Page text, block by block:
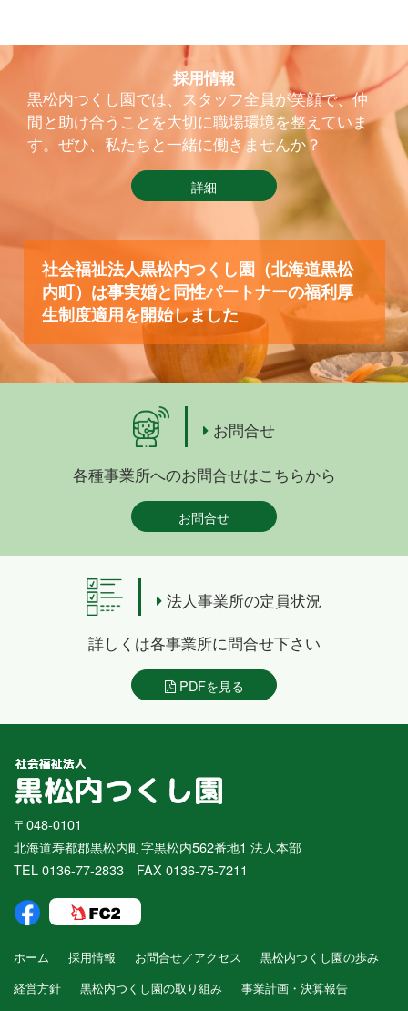
採用情報
黒松内つくし園では、スタッフ全員が笑顔で、仲
間と助け合うことを大切に職場環境を整えていま
す。ぜひ、私たちと一緒に働きませんか？
詳細
社会福祉法人黒松内つくし園（北海道黒松
内町）は事実婚と同性パートナーの福利厚
生制度適用を開始しました
お問合せ
各種事業所へのお問合せはこちらから
お問合せ
法人事業所の定員状況
詳しくは各事業所に問合せ下さい
PDFを見る
〒048-0101
北海道寿都郡黒松内町字黒松内562番地1 法人本部
TEL 0136-77-2833 FAX 0136-75-7211
ホーム 採用情報 お問合せ／アクセス
黒松内つくし園の歩み
経営方針
黒松内つくし園の取り組み
事業計画・決算報告